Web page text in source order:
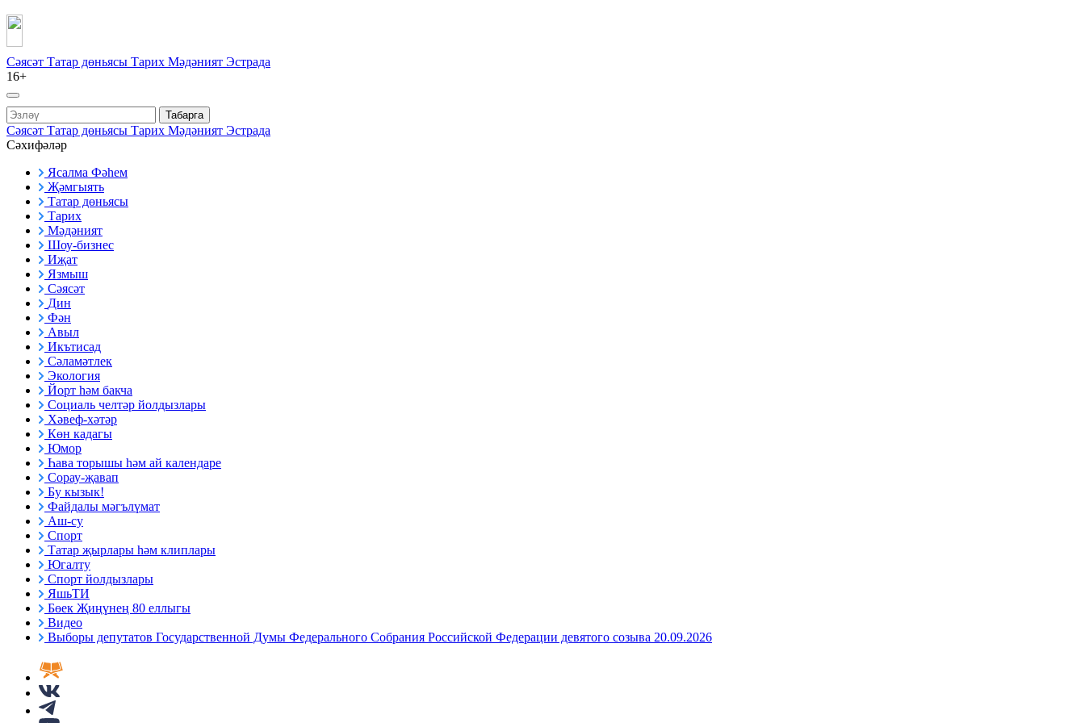
Сәясәт Татар дөньясы Тарих Мәдәният Эстрада
16+
Табарга
Сәясәт Татар дөньясы Тарих Мәдәният Эстрада
Сәхифәләр
Ясалма Фәһем
Җәмгыять
Татар дөньясы
Тарих
Мәдәният
Шоу-бизнес
Иҗат
Язмыш
Сәясәт
Дин
Фән
Авыл
Икътисад
Сәламәтлек
Экология
Йорт һәм бакча
Социаль челтәр йолдызлары
Хәвеф-хәтәр
Көн кадагы
Юмор
Һава торышы һәм ай календаре
Сорау-җавап
Бу кызык!
Файдалы мәгълүмат
Аш-су
Спорт
Татар җырлары һәм клиплары
Югалту
Спорт йолдызлары
ЯшьТИ
Бөек Җиңүнең 80 еллыгы
Видео
Выборы депутатов Государственной Думы Федерального Собрания Российской Федерации девятого созыва 20.09.2026